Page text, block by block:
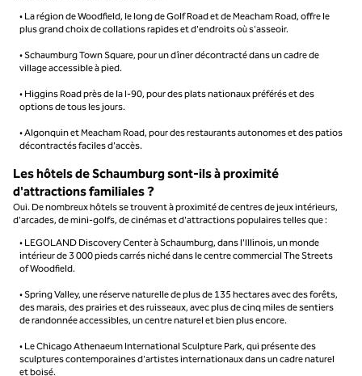
• La région de Woodfield, le long de Golf Road et de Meacham Road, offre le
plus grand choix de collations rapides et d'endroits où s'asseoir.
• Schaumburg Town Square, pour un dîner décontracté dans un cadre de
village accessible à pied.
• Higgins Road près de la I-90, pour des plats nationaux préférés et des
options de tous les jours.
• Algonquin et Meacham Road, pour des restaurants autonomes et des patios
décontractés faciles d'accès.
Les hôtels de Schaumburg sont-ils à proximité
d'attractions familiales ?
Oui. De nombreux hôtels se trouvent à proximité de centres de jeux intérieurs,
d'arcades, de mini-golfs, de cinémas et d'attractions populaires telles que :
• LEGOLAND Discovery Center à Schaumburg, dans l'Illinois, un monde
intérieur de 3 000 pieds carrés niché dans le centre commercial The Streets
of Woodfield.
• Spring Valley, une réserve naturelle de plus de 135 hectares avec des forêts,
des marais, des prairies et des ruisseaux, avec plus de cinq miles de sentiers
de randonnée accessibles, un centre naturel et bien plus encore.
• Le Chicago Athenaeum International Sculpture Park, qui présente des
sculptures contemporaines d'artistes internationaux dans un cadre naturel
et boisé.